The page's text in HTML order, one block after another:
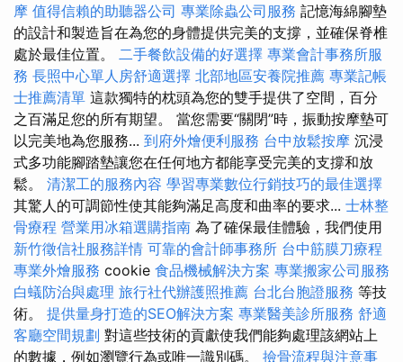
摩 值得信賴的助聽器公司 專業除蟲公司服務 記憶海綿腳墊
的設計和製造旨在為您的身體提供完美的支撐，並確保脊椎
處於最佳位置。 二手餐飲設備的好選擇 專業會計事務所服
務 長照中心單人房舒適選擇 北部地區安養院推薦 專業記帳
士推薦清單 這款獨特的枕頭為您的雙手提供了空間，百分
之百滿足您的所有期望。 當您需要“關閉”時，振動按摩墊可
以完美地為您服務... 到府外燴便利服務 台中放鬆按摩 沉浸
式多功能腳踏墊讓您在任何地方都能享受完美的支撐和放
鬆。 清潔工的服務內容 學習專業數位行銷技巧的最佳選擇
其驚人的可調節性使其能夠滿足高度和曲率的要求... 士林整
骨療程 營業用冰箱選購指南 為了確保最佳體驗，我們使用
新竹徵信社服務詳情 可靠的會計師事務所 台中筋膜刀療程
專業外燴服務 cookie 食品機械解決方案 專業搬家公司服務
白蟻防治與處理 旅行社代辦護照推薦 台北台胞證服務 等技
術。 提供量身打造的SEO解決方案 專業醫美診所服務 舒適
客廳空間規劃 對這些技術的貢獻使我們能夠處理該網站上
的數據，例如瀏覽行為或唯一識別碼。 撿骨流程與注意事